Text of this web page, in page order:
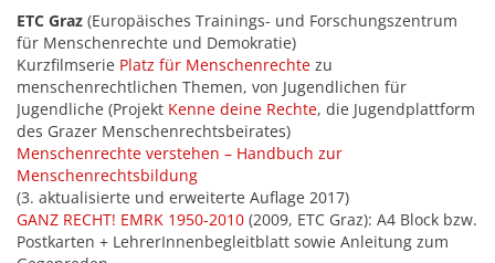
ETC Graz (Europäisches Trainings- und Forschungszentrum
für Menschenrechte und Demokratie)
Kurzfilmserie Platz für Menschenrechte zu
menschenrechtlichen Themen, von Jugendlichen für
Jugendliche (Projekt Kenne deine Rechte, die Jugendplattform
des Grazer Menschenrechtsbeirates)
Menschenrechte verstehen – Handbuch zur
Menschenrechtsbildung
(3. aktualisierte und erweiterte Auflage 2017)
GANZ RECHT! EMRK 1950-2010 (2009, ETC Graz): A4 Block bzw.
Postkarten + LehrerInnenbegleitblatt sowie Anleitung zum